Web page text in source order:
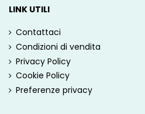
LINK UTILI
Contattaci
Condizioni di vendita
Privacy Policy
Cookie Policy
Preferenze privacy